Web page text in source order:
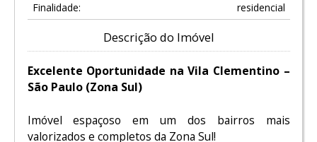
Finalidade: residencial
Descrição do Imóvel
Excelente Oportunidade na Vila Clementino –
São Paulo (Zona Sul)
Imóvel espaçoso em um dos bairros mais
valorizados e completos da Zona Sul!